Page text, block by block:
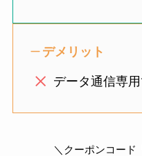
デメリット
データ通信専
＼クーポンコード